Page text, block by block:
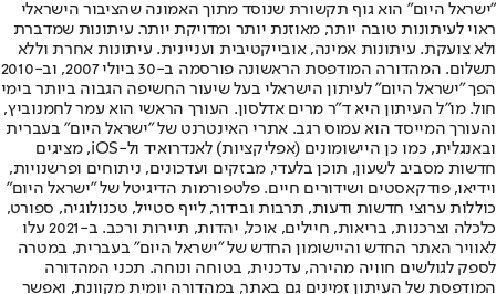
"ישראל היום" הוא גוף תקשורת שנוסד מתוך האמונה שהציבור הישראלי
ראוי לעיתונות טובה יותר, מאוזנת יותר ומדויקת יותר. עיתונות שמדברת
ולא צועקת. עיתונות אמינה, אובייקטיבית ועניינית. עיתונות אחרת וללא
תשלום. המהדורה המודפסת הראשונה פורסמה ב-30 ביולי 2007, וב-2010
הפך "ישראל היום" לעיתון הישראלי בעל שיעור החשיפה הגבוה ביותר בימי
חול. מו"ל העיתון היא ד"ר מרים אדלסון. העורך הראשי הוא עמר לחמנוביץ,
והעורך המייסד הוא עמוס רגב. אתרי האינטרנט של "ישראל היום" בעברית
ובאנגלית, כמו כן היישומונים (אפליקציות) לאנדרואיד ול-iOS, מציגים
חדשות מסביב לשעון, תוכן בלעדי, מבזקים ועדכונים, ניתוחים ופרשנויות,
וידיאו, פודקאסטים ושידורים חיים. פלטפורמות הדיגיטל של "ישראל היום"
כוללות ערוצי חדשות ודעות, תרבות ובידור, לייף סטייל, טכנולוגיה, ספורט,
כלכלה וצרכנות, בריאות, חיילים, אוכל, יהדות, תיירות ורכב. ב-2021 עלו
לאוויר האתר החדש והיישומון החדש של "ישראל היום" בעברית, במטרה
לספק לגולשים חוויה מהירה, עדכנית, בטוחה ונוחה. תכני המהדורה
המודפסת של העיתון זמינים גם באתר, במהדורה יומית מקוונת, ואפשר